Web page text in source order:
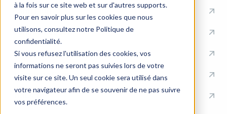
à la fois sur ce site web et sur d'autres supports.
Pour en savoir plus sur les cookies que nous
utilisons, consultez notre Politique de
confidentialité.
Si vous refusez l'utilisation des cookies, vos
informations ne seront pas suivies lors de votre
visite sur ce site. Un seul cookie sera utilisé dans
votre navigateur afin de se souvenir de ne pas suivre
vos préférences.
Formation
Communication
Documentation
Ingénierie Support
Industrie